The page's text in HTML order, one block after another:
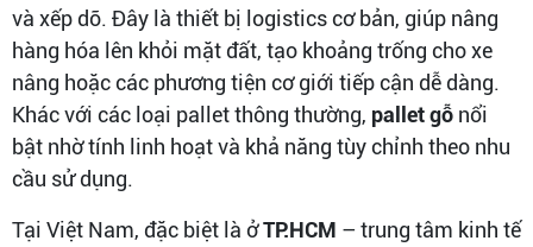
và xếp dỡ. Đây là thiết bị logistics cơ bản, giúp nâng
hàng hóa lên khỏi mặt đất, tạo khoảng trống cho xe
nâng hoặc các phương tiện cơ giới tiếp cận dễ dàng.
Khác với các loại pallet thông thường, pallet gỗ nổi
bật nhờ tính linh hoạt và khả năng tùy chỉnh theo nhu
cầu sử dụng.
Tại Việt Nam, đặc biệt là ởTP.HCM – trung tâm kinh tế